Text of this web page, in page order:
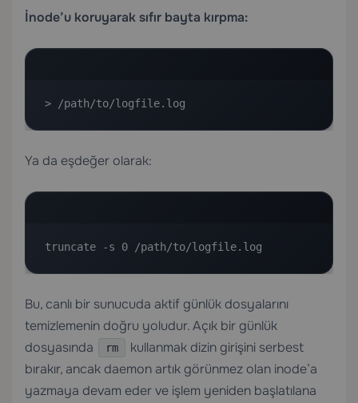
İnode’u koruyarak sıfır bayta kırpma:
> /path/to/logfile.log
Ya da eşdeğer olarak:
truncate -s 0 /path/to/logfile.log
Bu, canlı bir sunucuda aktif günlük dosyalarını
temizlemenin doğru yoludur. Açık bir günlük
dosyasında
rm
kullanmak dizin girişini serbest
bırakır, ancak daemon artık görünmez olan inode’a
yazmaya devam eder ve işlem yeniden başlatılana